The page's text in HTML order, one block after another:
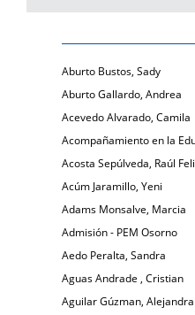
Aburto Bustos, Sady
Aburto Gallardo, Andrea
Acevedo Alvarado, Camila
Acompañamiento en la
Acosta Sepúlveda, Raúl
Acúm Jaramillo, Yeni
Adams Monsalve, Marcia
Admisión - PEM Osorno
Aedo Peralta, Sandra
Aguas Andrade , Cristian
Aguilar Gúzman,